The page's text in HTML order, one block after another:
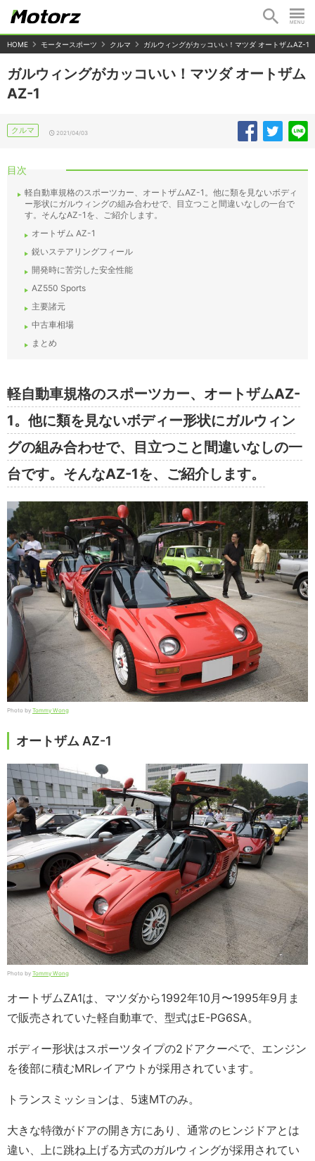
HOME モータースポーツ クルマ ガルウィングがカッコいい！マツダ オートザムAZ-1
ガルウィングがカッコいい！マツダ オートザム
AZ-1
クルマ 2021/04/03
目次
軽自動車規格のスポーツカー、オートザムAZ-1。他に類を見ないボディ
ー形状にガルウィングの組み合わせで、目立つこと間違いなしの一台で
す。そんなAZ-1を、ご紹介します。
オートザム AZ-1
鋭いステアリングフィール
開発時に苦労した安全性能
AZ550 Sports
主要諸元
中古車相場
まとめ
軽自動車規格のスポーツカー、オートザムAZ-
1。他に類を見ないボディー形状にガルウィン
グの組み合わせで、目立つこと間違いなしの一
台です。そんなAZ-1を、ご紹介します。
Photo by Tommy Wong
オートザム AZ-1
Photo by Tommy Wong
オートザムZA1は、マツダから1992年10月〜1995年9月ま
で販売されていた軽自動車で、型式はE-PG6SA。
ボディー形状はスポーツタイプの2ドアクーペで、エンジン
を後部に積むMRレイアウトが採用されています。
トランスミッションは、5速MTのみ。
大きな特徴がドアの開き方にあり、通常のヒンジドアとは
違い、上に跳ね上げる方式のガルウィングが採用されてい